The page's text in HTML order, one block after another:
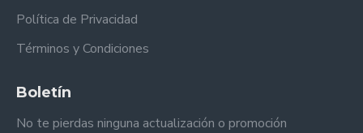
Política de Privacidad
Términos y Condiciones
Boletín
No te pierdas ninguna actualización o promoción